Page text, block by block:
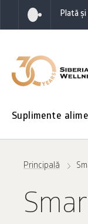
Plată și
Suplimente
Principală